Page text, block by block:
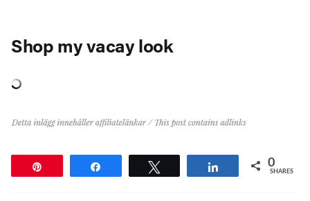
Shop my vacay look
Share 0
SHARES